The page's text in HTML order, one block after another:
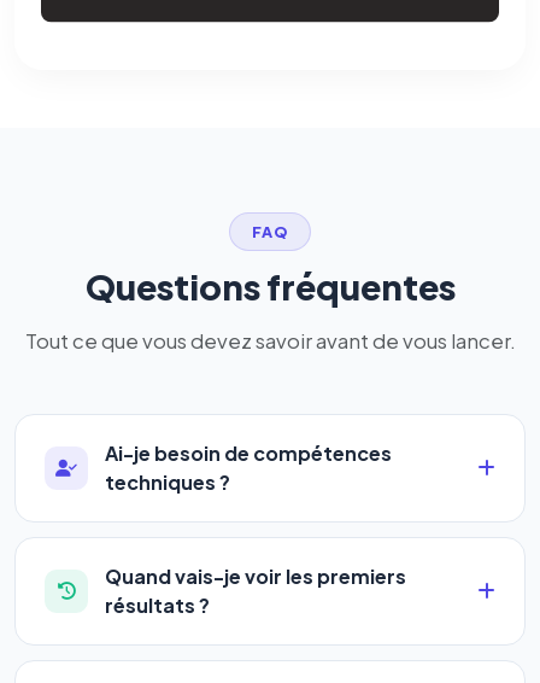
FAQ
Questions fréquentes
Tout ce que vous devez savoir avant de vous lancer.
Ai-je besoin de compétences
techniques ?
Absolument pas. Notre logiciel a été conçu pour
être accessible àtous les profils: artisans,
commerçants, auto-entrepreneurs, PME ou
complexe — vous renseignez l'adresse de votre
Quand vais-je voir les premiers
résultats ?
La plupart de nos utilisateurs observent une